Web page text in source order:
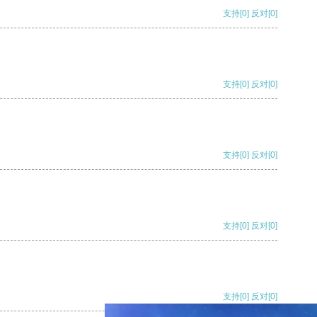
支持[0] 反对[0]
支持[0] 反对[0]
支持[0] 反对[0]
支持[0] 反对[0]
支持[0] 反对[0]